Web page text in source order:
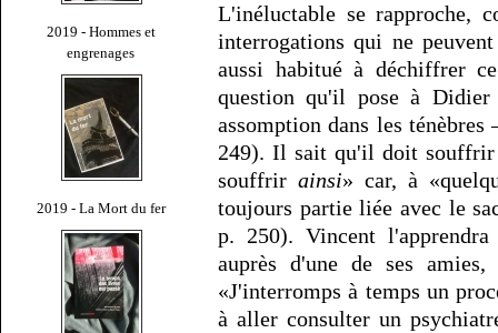
2019 - Hommes et
engrenages
2019 - La Mort du fer
L'inéluctable se rapproche,
interrogations qui ne
aussi habitué à déchiffrer
question qu'il pose à Didier
assomption dans les
249). Il sait qu'il doit souffrir
souffrir ainsi» car, à
toujours partie liée avec le
p. 250). Vincent
auprès d'une de ses
«J'interromps à temps un
à aller consulter un